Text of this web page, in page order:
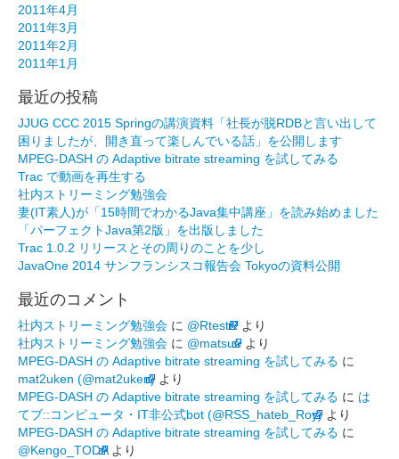
2011年4月
2011年3月
2011年2月
2011年1月
最近の投稿
JJUG CCC 2015 Springの講演資料「社長が脱RDBと言い出して
困りましたが、開き直って楽しんでいる話」を公開します
MPEG-DASH の Adaptive bitrate streaming を試してみる
Trac で動画を再生する
社内ストリーミング勉強会
妻(IT素人)が「15時間でわかるJava集中講座」を読み始めました
「パーフェクトJava第2版」を出版しました
Trac 1.0.2 リリースとその周りのことを少し
JavaOne 2014 サンフランシスコ報告会 Tokyoの資料公開
最近のコメント
社内ストリーミング勉強会 に @RtestR より
社内ストリーミング勉強会 に @matsuu より
MPEG-DASH の Adaptive bitrate streaming を試してみる に
mat2uken (@mat2uken) より
MPEG-DASH の Adaptive bitrate streaming を試してみる に は
てブ::コンピュータ・IT非公式bot (@RSS_hateb_Roy) より
MPEG-DASH の Adaptive bitrate streaming を試してみる に
@Kengo_TODAより